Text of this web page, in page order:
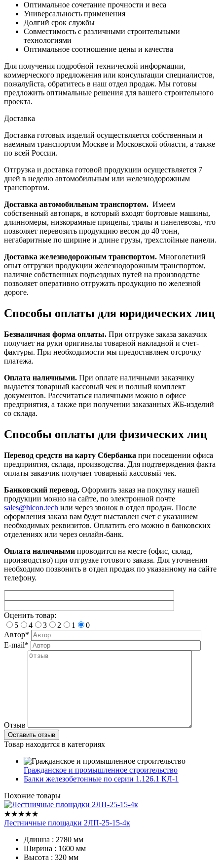
Оптимальное сочетание прочности и веса
Универсальность применения
Долгий срок службы
Совместимость с различными строительными
технологиями
Оптимальное соотношение цены и качества
Для получения подробной технической информации,
коммерческого предложения или консультации специалистов,
пожалуйста, обратитесь в наш отдел продаж. Мы готовы
предложить оптимальные решения для вашего строительного
проекта.
Доставка
Доставка готовых изделий осуществляется собственным и
наемным транспортом Москве и Московской области, а также
по всей России.
Отгрузка и доставка готовой продукции осуществляется 7
дней в неделю автомобильным или железнодорожным
транспортом.
Доставка автомобильным транспортом. Имеем
собственный автопарк, в который входят бортовые машины,
длинномеры, низкорамные прицепы, тралы и панелевозы, что
позволяет перевозить продукцию весом до 40 тонн,
негабаритные по ширине и длине грузы, трехслойные панели.
Доставка железнодорожным транспортом. Многолетний
опыт отгрузки продукции железнодорожным транспортом,
наличие собственных подъездных путей на производстве
позволяет оперативно отгружать продукцию по железной
дороге.
Способы оплаты для юридических лиц
Безналичная форма оплаты. При отгрузке заказа заказчик
получает на руки оригиналы товарной накладной и счет-
фактуры. При необходимости мы предоставляем отсрочку
платежа.
Оплата наличными. При оплате наличными заказчику
выдается товарный кассовый чек и полный комплект
документов. Рассчитаться наличными можно в офисе
предприятия, а также при получении заказанных ЖБ-изделий
со склада.
Способы оплаты для физических лиц
Перевод средств на карту Сбербанка при посещении офиса
предприятия, склада, производства. Для подтверждения факта
оплаты заказчик получает товарный кассовый чек.
Банковский перевод. Оформить заказ на покупку нашей
продукции можно на сайте, по электронной почте
sales@hicon.tech или через звонок в отдел продаж. После
оформления заказа вам будет выставлен счет с указанием
необходимых реквизитов. Оплатить его можно в банковских
отделениях или через онлайн-банк.
Оплата наличными проводится на месте (офис, склад,
производство) при отгрузке готового заказа. Для уточнения
необходимо позвонить в отдел продаж по указанному на сайте
телефону.
Оценить товар:
5
4 3 2 1
0
Автор*
E-mail*
Отзыв
Товар находится в категориях
Гражданское и промышленное строительство
Балки железобетонные по серии 1.126.1 КЛ-1
Похожие товары
★★★★★
Лестничные площадки 2ЛП-25-15-4к
Длинна : 2780 мм
Ширина : 1600 мм
Высота : 320 мм